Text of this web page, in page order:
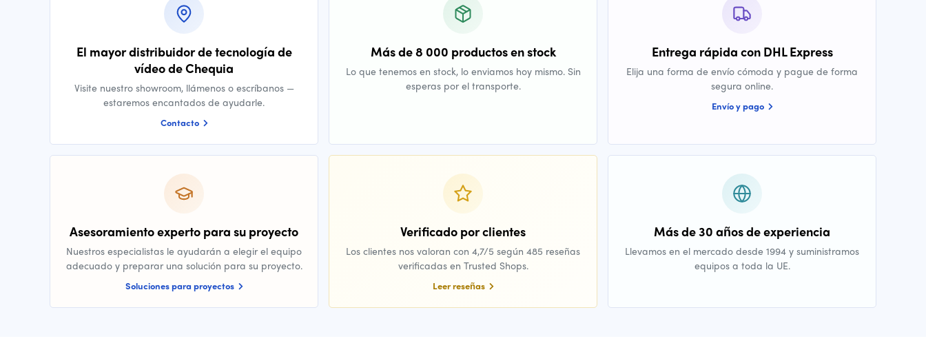
El mayor distribuidor de tecnología de
vídeo de Chequia
Visite nuestro showroom, llámenos o escríbanos —
estaremos encantados de ayudarle.
Contacto
Más de 8 000 productos en stock
Lo que tenemos en stock, lo enviamos hoy mismo. Sin
esperas por el transporte.
Entrega rápida con DHL Express
Elija una forma de envío cómoda y pague de forma
segura online.
Envío y pago
Asesoramiento experto para su proyecto
Nuestros especialistas le ayudarán a elegir el equipo
adecuado y preparar una solución para su proyecto.
Soluciones para proyectos
Verificado por clientes
Los clientes nos valoran con 4,7/5 según 485 reseñas
verificadas en Trusted Shops.
Leer reseñas
Más de 30 años de experiencia
Llevamos en el mercado desde 1994 y suministramos
equipos a toda la UE.